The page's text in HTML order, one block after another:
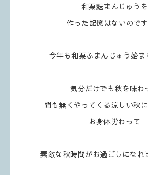
和栗麩まんじゅうを
作った記憶はないので
今年も和栗ふまんじゅう始
気分だけでも秋を味わ
間も無くやってくる涼しい秋
お身体労わって
素敵な秋時間がお過ごしにな